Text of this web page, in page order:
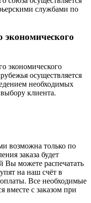
службами по
экономического
экономического
осуществляется
необходимых
клиента.
возможна только по
заказа будет
Вы можете распечатать
на наш счёт в
Все необходимые
вместе с заказом при